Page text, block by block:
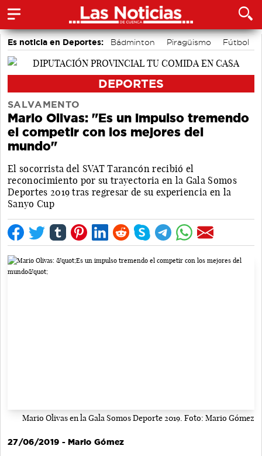
Es noticia en Deportes: Bádminton Piragüismo
Fútbol
Área de Deportes
DEPORTES
SALVAMENTO
Mario Olivas: "Es un impulso tremendo
el competir con los mejores del
mundo"
El socorrista del SVAT Tarancón recibió el
reconocimiento por su trayectoria en la Gala Somos
Deportes 2019 tras regresar de su experiencia en la
Sanyo Cup
Mario Olivas en la Gala Somos Deporte 2019. Foto: Mario Gómez
27/06/2019 - Mario Gómez